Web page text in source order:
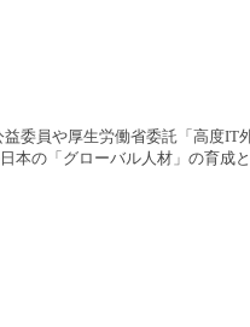
員や厚生労働省委託「高度
本の「グローバル人材」の育